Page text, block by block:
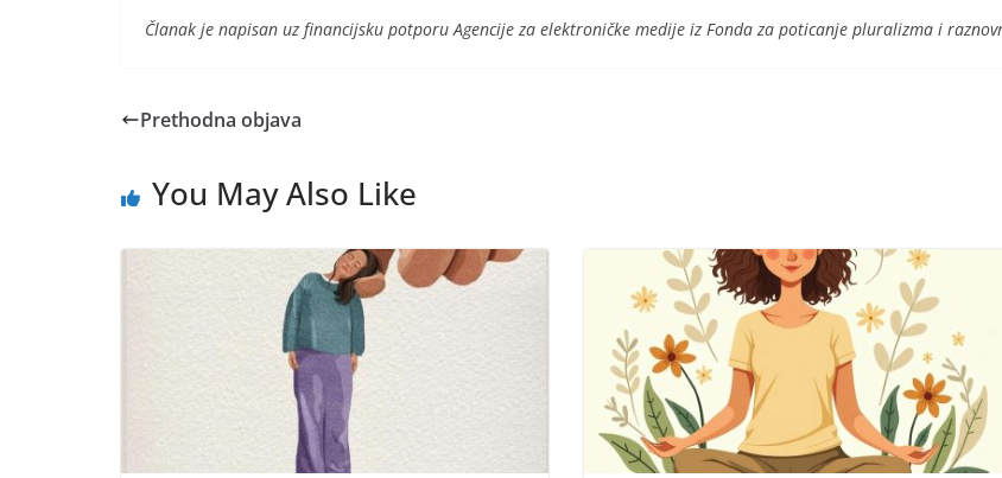
Članak je napisan uz financijsku potporu Agencije za elektroničke medije iz Fonda za poticanje pluralizma i
Prethodna objava
You May Also Like